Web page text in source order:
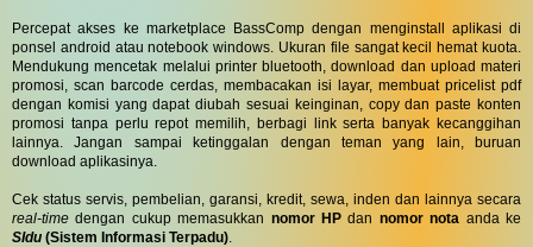
Percepat akses ke marketplace BassComp dengan menginstall aplikasi di
ponsel android atau notebook windows. Ukuran file sangat kecil hemat kuota.
Mendukung mencetak melalui printer bluetooth, download dan upload materi
promosi, scan barcode cerdas, membacakan isi layar, membuat pricelist pdf
dengan komisi yang dapat diubah sesuai keinginan, copy dan paste konten
promosi tanpa perlu repot memilih, berbagi link serta banyak kecanggihan
lainnya. Jangan sampai ketinggalan dengan teman yang lain, buruan
download aplikasinya.
Cek status servis, pembelian, garansi, kredit, sewa, inden dan lainnya secara
real-time dengan cukup memasukkan nomor HP dan nomor nota anda ke
SIdu (Sistem Informasi Terpadu)